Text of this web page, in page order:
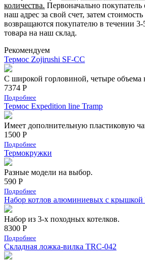
количества. Первоначально покупатель
наш адрес за свой счет, затем
возвращаются покупателю в течении 3-
товара на наш склад.
Рекомендуем
Термос Zojirushi SF-CC
С широкой горловиной, четыре объема
7374 Р
Подробнее
Термос Expedition line Tramp
Имеет дополнительную пластиковую
1500 Р
Подробнее
Термокружки
Разные модели на выбор.
590 Р
Подробнее
Набор котлов алюминиевых с крышкой
Набор из 3-х походных котелков.
8300 Р
Подробнее
Складная ложка-вилка TRC-042